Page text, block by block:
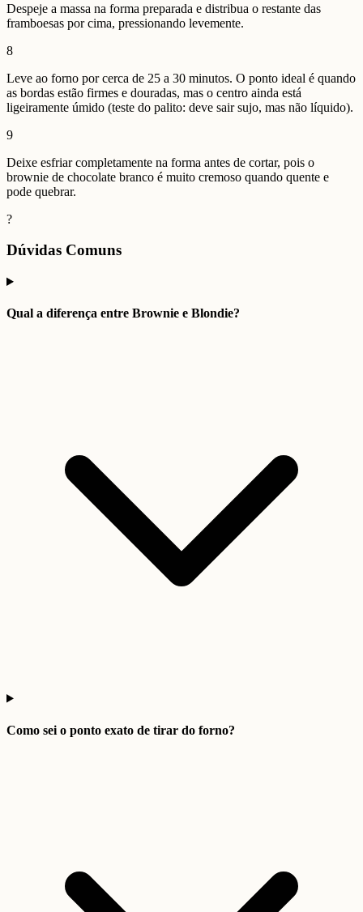
Despeje a massa na forma preparada e distribua o restante das
framboesas por cima, pressionando levemente.
8
Leve ao forno por cerca de 25 a 30 minutos. O ponto ideal é quando
as bordas estão firmes e douradas, mas o centro ainda está
ligeiramente úmido (teste do palito: deve sair sujo, mas não líquido).
9
Deixe esfriar completamente na forma antes de cortar, pois o
brownie de chocolate branco é muito cremoso quando quente e
pode quebrar.
?
Dúvidas Comuns
Qual a diferença entre Brownie e Blondie?
Como sei o ponto exato de tirar do forno?